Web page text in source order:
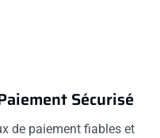
Sécurisé
de paiement fiables et